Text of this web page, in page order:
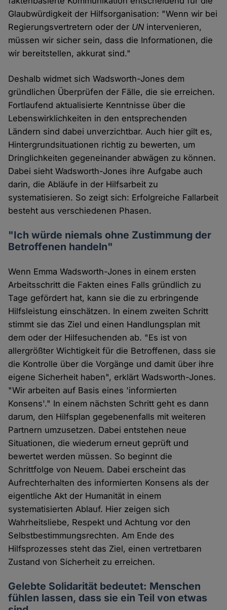
Glaubwürdigkeit der Hilfsorganisation: "Wenn wir bei
Regierungsvertretern oder der UN intervenieren,
müssen wir sicher sein, dass die Informationen, die
wir bereitstellen, akkurat sind."
Deshalb widmet sich Wadsworth-Jones dem
gründlichen Überprüfen der Fälle, die sie erreichen.
Fortlaufend aktualisierte Kenntnisse über die
Lebenswirklichkeiten in den entsprechenden
Ländern sind dabei unverzichtbar. Auch hier gilt es,
Hintergrundsituationen richtig zu bewerten, um
Dringlichkeiten gegeneinander abwägen zu können.
Dabei sieht Wadsworth-Jones ihre Aufgabe auch
darin, die Abläufe in der Hilfsarbeit zu
systematisieren. So zeigt sich: Erfolgreiche Fallarbeit
besteht aus verschiedenen Phasen.
"Ich würde niemals ohne Zustimmung der
Betroffenen handeln"
Wenn Emma Wadsworth-Jones in einem ersten
Arbeitsschritt die Fakten eines Falls gründlich zu
Tage gefördert hat, kann sie die zu erbringende
Hilfsleistung einschätzen. In einem zweiten Schritt
stimmt sie das Ziel und einen Handlungsplan mit
dem oder der Hilfesuchenden ab. "Es ist von
allergrößter Wichtigkeit für die Betroffenen, dass sie
die Kontrolle über die Vorgänge und damit über ihre
eigene Sicherheit haben", erklärt Wadsworth-Jones.
"Wir arbeiten auf Basis eines 'informierten
Konsens'." In einem nächsten Schritt geht es dann
darum, den Hilfsplan gegebenenfalls mit weiteren
Partnern umzusetzen. Dabei entstehen neue
Situationen, die wiederum erneut geprüft und
bewertet werden müssen. So beginnt die
Schrittfolge von Neuem. Dabei erscheint das
Aufrechterhalten des informierten Konsens als der
eigentliche Akt der Humanität in einem
systematisierten Ablauf. Hier zeigen sich
Wahrheitsliebe, Respekt und Achtung vor den
Selbstbestimmungsrechten. Am Ende des
Hilfsprozesses steht das Ziel, einen vertretbaren
Zustand von Sicherheit zu erreichen.
Gelebte Solidarität bedeutet: Menschen
fühlen lassen, dass sie ein Teil von etwas